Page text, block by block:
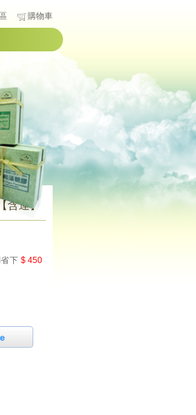
購物車
含運】
省下 $ 450